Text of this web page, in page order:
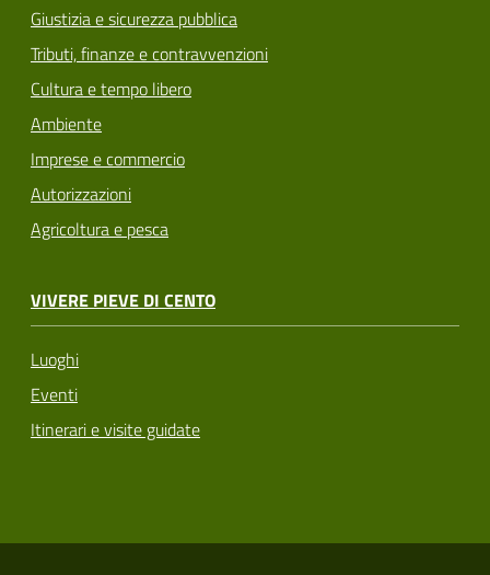
Giustizia e sicurezza pubblica
Tributi, finanze e contravvenzioni
Cultura e tempo libero
Ambiente
Imprese e commercio
Autorizzazioni
Agricoltura e pesca
VIVERE PIEVE DI CENTO
Luoghi
Eventi
Itinerari e visite guidate